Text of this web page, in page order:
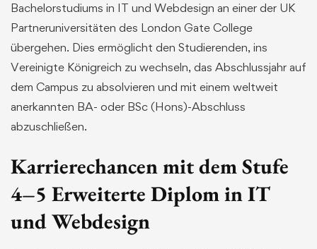
Bachelorstudiums in IT und Webdesign an einer der UK
Partneruniversitäten des London Gate College
übergehen. Dies ermöglicht den Studierenden, ins
Vereinigte Königreich zu wechseln, das Abschlussjahr auf
dem Campus zu absolvieren und mit einem weltweit
anerkannten BA- oder BSc (Hons)-Abschluss
abzuschließen.
Karrierechancen mit dem Stufe
4–5 Erweiterte Diplom in IT
und Webdesign